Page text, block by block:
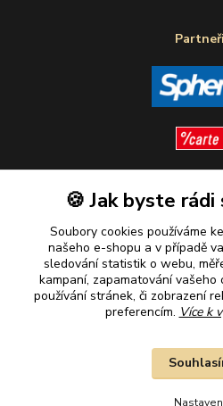
Partneři
Sledujte
Plaťte u nás
🍪 Jak byste rádi
Soubory cookies používáme
našeho e-shopu a v případě
sledování statistik o webu,
kampaní, zapamatování
používání stránek, či zobrazení
preferencím. Více k